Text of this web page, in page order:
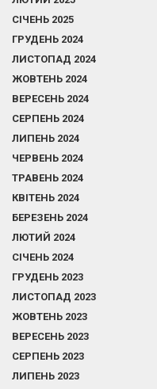
СІЧЕНЬ 2025
ГРУДЕНЬ 2024
ЛИСТОПАД 2024
ЖОВТЕНЬ 2024
ВЕРЕСЕНЬ 2024
СЕРПЕНЬ 2024
ЛИПЕНЬ 2024
ЧЕРВЕНЬ 2024
ТРАВЕНЬ 2024
КВІТЕНЬ 2024
БЕРЕЗЕНЬ 2024
ЛЮТИЙ 2024
СІЧЕНЬ 2024
ГРУДЕНЬ 2023
ЛИСТОПАД 2023
ЖОВТЕНЬ 2023
ВЕРЕСЕНЬ 2023
СЕРПЕНЬ 2023
ЛИПЕНЬ 2023